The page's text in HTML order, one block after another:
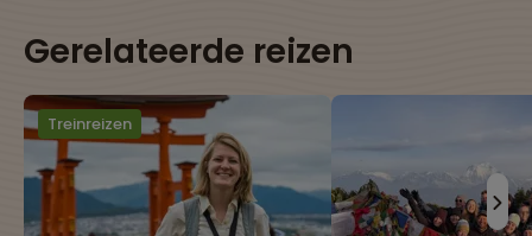
Gerelateerde reizen
Treinreizen